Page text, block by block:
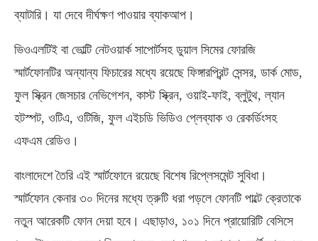
ব্যাটারি। যা দেবে দীর্ঘক্ষণ পাওয়ার ব্যাকআপ।
ভিওএলটিই বা ভোল্টি নেটওয়ার্ক সাপোর্টসহ ডুয়াল সিমের ফোরজি
স্মার্টফোনটির অন্যান্য ফিচারের মধ্যে রয়েছে ফিঙ্গারপ্রিন্ট সেন্সর, ডার্ক মোড,
ফুল স্ক্রিন জেসচার নেভিগেশন, কাস্ট স্ক্রিন, ওয়াই-ফাই, ব্লুটুথ, ল্যান
হটস্পট, ওটিএ, ওটিজি, ফুল এইচডি ভিডিও প্লেব্যাক ও রেকর্ডিংসহ
এফএম রেডিও।
বাংলাদেশে তৈরি এই স্মার্টফোনে রয়েছে বিশেষ রিপ্লেসমেন্ট সুবিধা।
স্মার্টফোন কেনার ৩০ দিনের মধ্যে ত্রুটি ধরা পড়লে ফোনটি পাল্টে ক্রেতাকে
নতুন আরেকটি ফোন দেয়া হবে। এছাড়াও, ১০১ দিনে প্রায়োরিটি বেসিসে